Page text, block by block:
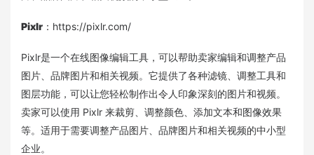
Pixlr ：https://pixlr.com/
Pixlr是一个在线图像编辑工具，可以帮助卖家编辑和调整产品
图片、品牌图片和相关视频。它提供了各种滤镜、调整工具和
图层功能，可以让您轻松制作出令人印象深刻的图片和视频。
卖家可以使用 Pixlr 来裁剪、调整颜色、添加文本和图像效果
等。适用于需要调整产品图片、品牌图片和相关视频的中小型
企业。